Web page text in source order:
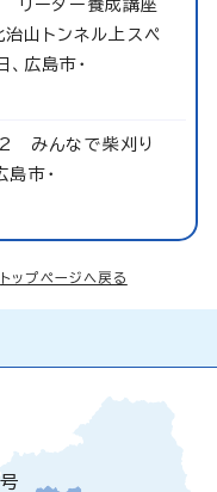
リーダー養成講座
治山トンネル上スペ
広島市・
みんなで柴刈り
市・
トップページへ戻る